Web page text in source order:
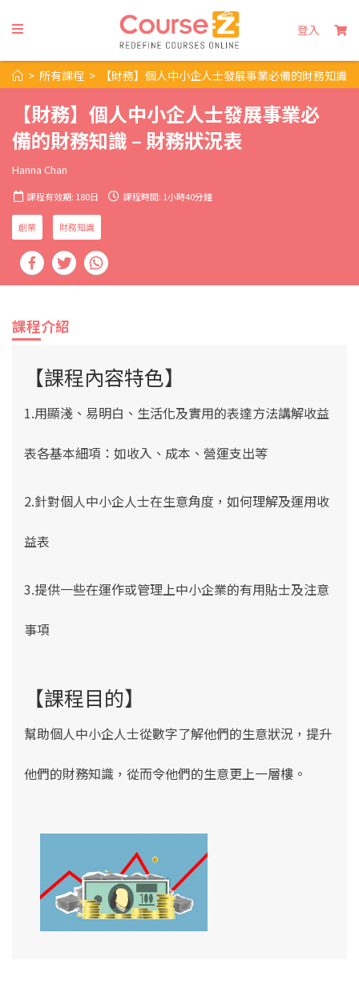
登入
> 所有課程 > 【財務】個人中小企人士發展事業必備的財務知識
【財務】個人中小企人士發展事業必
備的財務知識 – 財務狀況表
Hanna Chan
課程有效期: 180日 課程時間: 1小時40分鐘
創業 財務知識
課程介紹
【課程內容特色】
1.用顯淺、易明白、生活化及實用的表達方法講解收益
表各基本細項：如收入、成本、營運支出等
2.針對個人中小企人士在生意角度，如何理解及運用收
益表
3.提供一些在運作或管理上中小企業的有用貼士及注意
事項
【課程目的】
幫助個人中小企人士從數字了解他們的生意狀況，提升
他們的財務知識，從而令他們的生意更上一層樓。